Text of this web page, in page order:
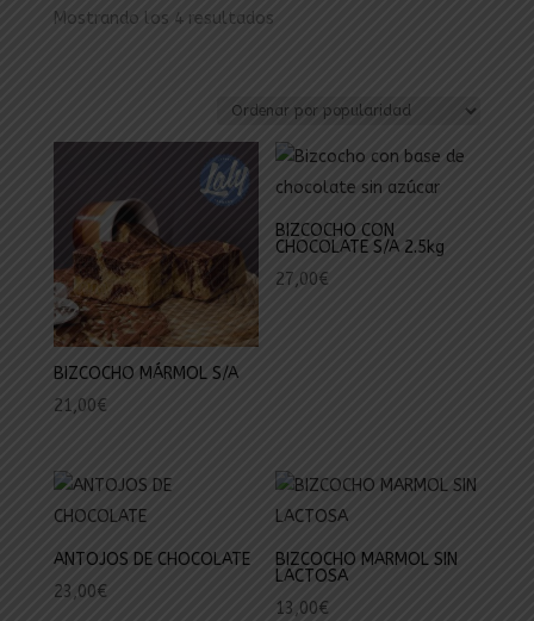
Mostrando los 4 resultadosOrdenado
BIZCOCHO MÁRMOL S/A
21,00€
BIZCOCHO CON
CHOCOLATE S/A 2.5kg
27,00€
ANTOJOS DE CHOCOLATE
23,00€
BIZCOCHO MARMOL SIN
LACTOSA
13,00€